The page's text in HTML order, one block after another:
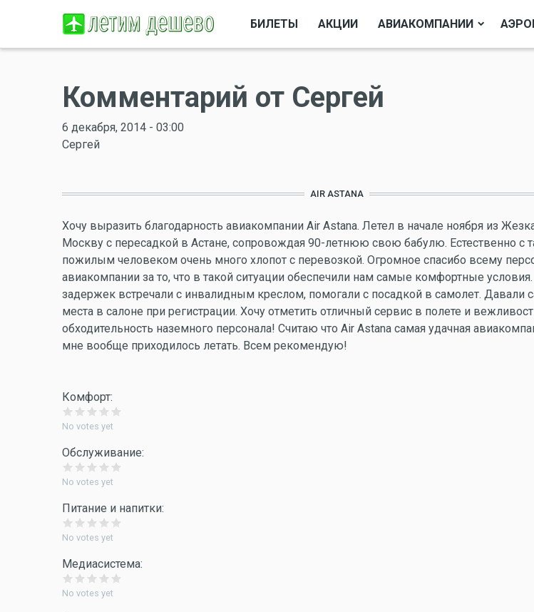
БИЛЕТЫ АКЦИИ АВИАКОМПАНИИ
Комментарий от Сергей
6 декабря, 2014 - 03:00
Сергей
AIR ASTANA
Хочу выразить благодарность авиакомпании Air Astana. Летел в начале ноября из
Москву с пересадкой в Астане, сопровождая 90-летнюю свою бабулю. Естественно с
пожилым человеком очень много хлопот с перевозкой. Огромное спасибо всему
авиакомпании за то, что в такой ситуации обеспечили нам самые комфортные
задержек встречали с инвалидным креслом, помогали с посадкой в самолет. Давали
места в салоне при регистрации. Хочу отметить отличный сервис в полете и
обходительность наземного персонала! Считаю что Air Astana самая удачная
мне вообще приходилось летать. Всем рекомендую!
Комфорт:
No votes yet
Обслуживание:
No votes yet
Питание и напитки:
No votes yet
Медиасистема:
No votes yet